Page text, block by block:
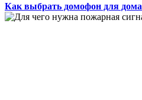
Как выбрать домофон для дома